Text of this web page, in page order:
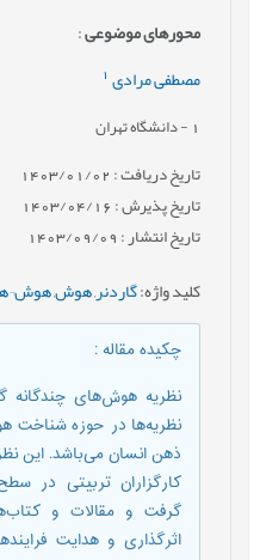
محورهای موضوعی:
مصطفی مرادی
- دانشگاه تهران
تاریخ دریافت : 1403/01/02
تاریخ پذیرش : 1403/04/16
تاریخ انتشار : 1403/09/09
کلید واژه:گاردنر,هوش,
چکیده مقاله:
نظریه هوش‌های چندگانه
نظریه‌ها در حوزه شناخت
ذهن انسان می‌باشد. این
کارگزاران تربیتی در
گرفت و مقالات و
اثرگذاری و هدایت